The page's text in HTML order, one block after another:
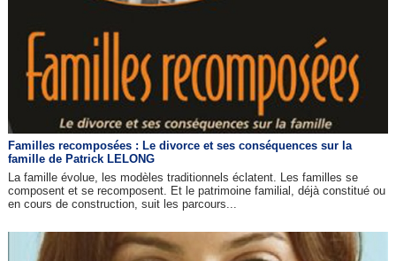
Familles recomposées : Le divorce et ses conséquences sur la
famille de Patrick LELONG
La famille évolue, les modèles traditionnels éclatent. Les familles se
composent et se recomposent. Et le patrimoine familial, déjà constitué ou
en cours de construction, suit les parcours...